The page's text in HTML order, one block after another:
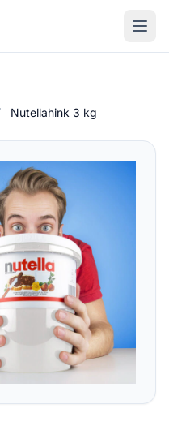
Nutellahink 3 kg